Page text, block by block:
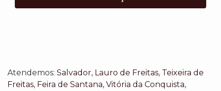
Atendemos: Salvador, Lauro de Freitas, Teixeira de
Freitas, Feira de Santana, Vitória da Conquista,